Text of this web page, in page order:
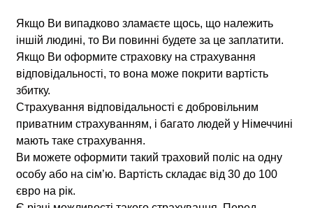
Якщо Ви випадково зламаєте щось, що належить
іншій людині, то Ви повинні будете за це заплатити.
Якщо Ви оформите страховку на страхування
відповідальності, то вона може покрити вартість
збитку.
Страхування відповідальності є добровільним
приватним страхуванням, і багато людей у ​​Німеччині
мають таке страхування.
Ви можете оформити такий траховий поліс на одну
особу або на сім’ю. Вартість складає від 30 до 100
євро на рік.